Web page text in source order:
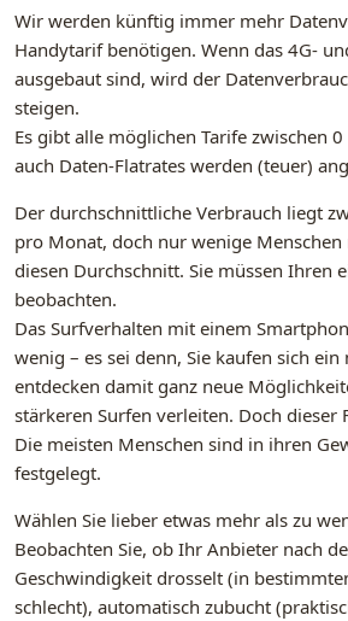
Wir werden künftig immer mehr
Handytarif benötigen. Wenn das 4G-
ausgebaut sind, wird der
steigen.
Es gibt alle möglichen Tarife zwischen
auch Daten-Flatrates werden (teuer)
Der durchschnittliche Verbrauch liegt
pro Monat, doch nur wenige Menschen
diesen Durchschnitt. Sie müssen Ihren
beobachten.
Das Surfverhalten mit einem
wenig – es sei denn, Sie kaufen sich ein
entdecken damit ganz neue
stärkeren Surfen verleiten. Doch dieser
Die meisten Menschen sind in ihren
festgelegt.
Wählen Sie lieber etwas mehr als zu
Beobachten Sie, ob Ihr Anbieter nach
Geschwindigkeit drosselt (in
schlecht), automatisch zubucht